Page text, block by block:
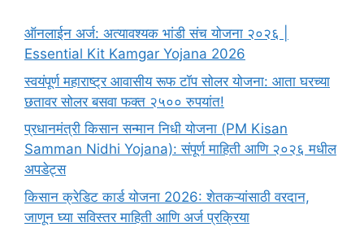
ऑनलाईन अर्ज: अत्यावश्यक भांडी संच योजना २०२६ |
Essential Kit Kamgar Yojana 2026
स्वयंपूर्ण महाराष्ट्र आवासीय रूफ टॉप सोलर योजना: आता घरच्या
छतावर सोलर बसवा फक्त २५०० रुपयांत!
प्रधानमंत्री किसान सन्मान निधी योजना (PM Kisan
Samman Nidhi Yojana): संपूर्ण माहिती आणि २०२६ मधील
अपडेट्स
किसान क्रेडिट कार्ड योजना 2026: शेतकऱ्यांसाठी वरदान,
जाणून घ्या सविस्तर माहिती आणि अर्ज प्रक्रिया